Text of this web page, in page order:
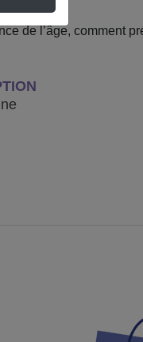
de l’âge, comment